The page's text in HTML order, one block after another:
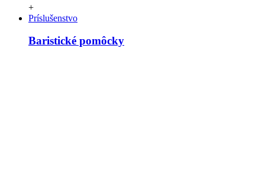
+
Príslušenstvo
Baristické pomôcky